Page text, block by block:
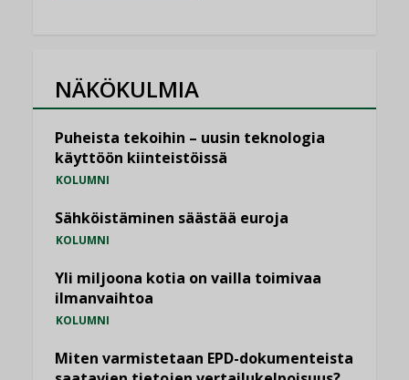
NÄKÖKULMIA
Puheista tekoihin – uusin teknologia
käyttöön kiinteistöissä
KOLUMNI
Sähköistäminen säästää euroja
KOLUMNI
Yli miljoona kotia on vailla toimivaa
ilmanvaihtoa
KOLUMNI
Miten varmistetaan EPD-dokumenteista